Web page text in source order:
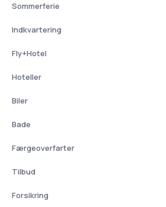
Sommerferie
Indkvartering
Fly+Hotel
Hoteller
Biler
Bade
Færgeoverfarter
Tilbud
Forsikring